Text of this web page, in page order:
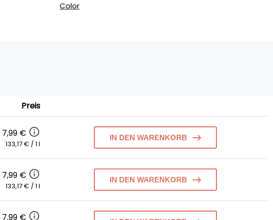
Color
Preis
7,99 €
133,17 € / 1 l
IN DEN WARENKORB
7,99 €
133,17 € / 1 l
IN DEN WARENKORB
7,99 €